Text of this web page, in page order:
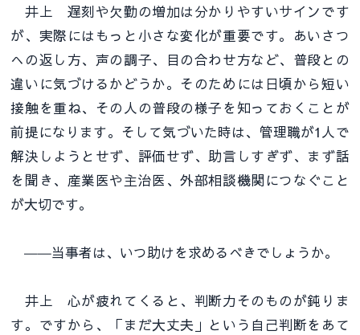
井上 遅刻や欠勤の増加は分かりやすいサインです
が、実際にはもっと小さな変化が重要です。あいさつ
への返し方、声の調子、目の合わせ方など、普段との
違いに気づけるかどうか。そのためには日頃から短い
接触を重ね、その人の普段の様子を知っておくことが
前提になります。そして気づいた時は、管理職が1人で
解決しようとせず、評価せず、助言しすぎず、まず話
を聞き、産業医や主治医、外部相談機関につなぐこと
が大切です。
――当事者は、いつ助けを求めるべきでしょうか。
井上 心が疲れてくると、判断力そのものが鈍りま
す。ですから、「まだ大丈夫」という自己判断をあて